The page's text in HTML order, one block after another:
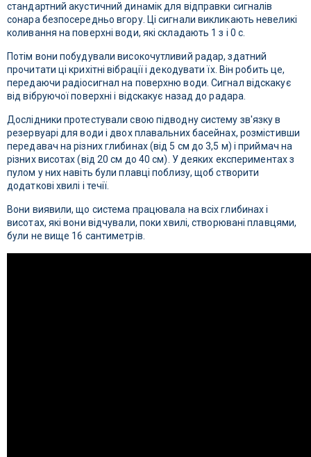
стандартний акустичний динамік для відправки сигналів
сонара безпосередньо вгору. Ці сигнали викликають невеликі
коливання на поверхні води, які складають 1 з і 0 с.
Потім вони побудували високочутливий радар, здатний
прочитати ці крихітні вібрації і декодувати їх. Він робить це,
передаючи радіосигнал на поверхню води. Сигнал відскакує
від вібруючої поверхні і відскакує назад до радара.
Дослідники протестували свою підводну систему зв'язку в
резервуарі для води і двох плавальних басейнах, розмістивши
передавач на різних глибинах (від 5 см до 3,5 м) і приймач на
різних висотах (від 20 см до 40 см). У деяких експериментах з
пулом у них навіть були плавці поблизу, щоб створити
додаткові хвилі і течії.
Вони виявили, що система працювала на всіх глибинах і
висотах, які вони відчували, поки хвилі, створювані плавцями,
були не вище 16 сантиметрів.